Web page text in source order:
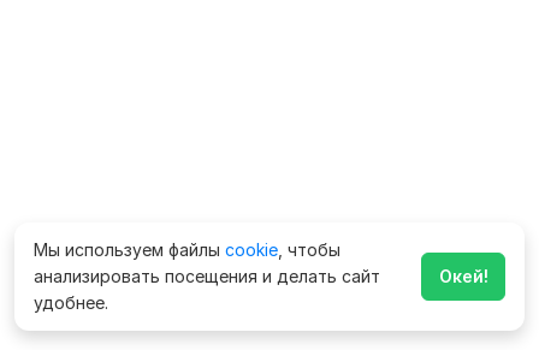
Мы используем файлы cookie , чтобы
анализировать посещения и делать сайт
удобнее.
Окей!